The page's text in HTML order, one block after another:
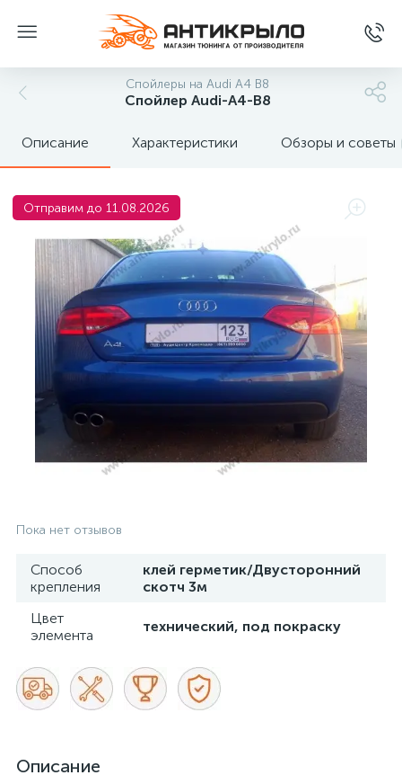
Спойлеры на Audi A4 B8
Спойлер Audi-A4-B8
Описание Характеристики Обзоры и советы
Отправим до 11.08.2026
Пока нет отзывов
Способ
крепления
клей герметик/Двусторонний
скотч 3м
Цвет
элемента
технический, под покраску
Описание